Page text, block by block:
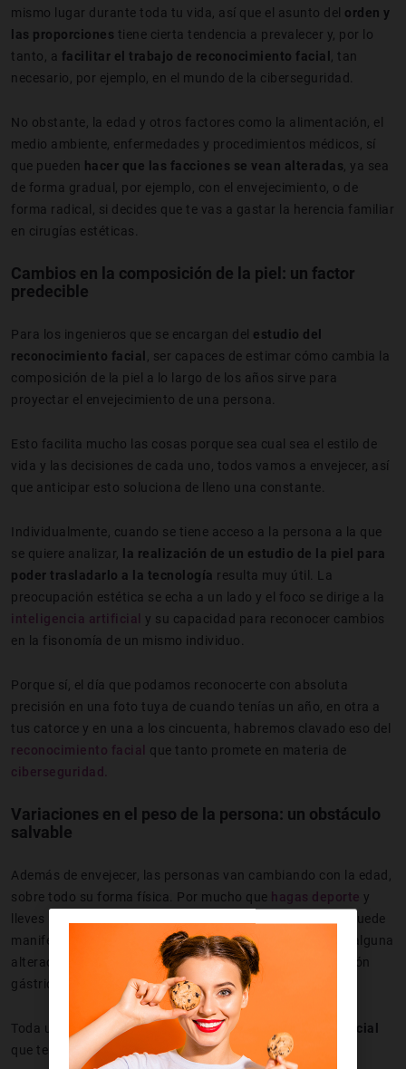
mismo lugar durante toda tu vida, así que el asunto del orden y
las proporciones tiene cierta tendencia a prevalecer y, por lo
tanto, a facilitar el trabajo de reconocimiento facial
, tan
necesario, por ejemplo, en el mundo de la ciberseguridad.
No obstante, la edad y otros factores como la alimentación, el
medio ambiente, enfermedades y procedimientos médicos, sí
que pueden hacer que las facciones se vean alteradas , ya sea
de forma gradual, por ejemplo, con el envejecimiento, o de
forma radical, si decides que te vas a gastar la herencia familiar
en cirugías estéticas.
Cambios en la composición de la piel: un factor
predecible
Para los ingenieros que se encargan del estudio del
reconocimiento facial
, ser capaces de estimar cómo cambia la
composición de la piel a lo largo de los años sirve para
proyectar el envejecimiento de una persona.
Esto facilita mucho las cosas porque sea cual sea el estilo de
vida y las decisiones de cada uno, todos vamos a envejecer, así
que anticipar esto soluciona de lleno una constante.
Individualmente, cuando se tiene acceso a la persona a la que
se quiere analizar,
la realización de un estudio de la piel para
poder trasladarlo a la tecnología resulta muy útil. La
preocupación estética se echa a un lado y el foco se dirige a la
inteligencia artificial
y su capacidad para reconocer cambios
en la fisonomía de un mismo individuo.
Porque sí, el día que podamos reconocerte con absoluta
precisión en una foto tuya de cuando tenías un año, en otra a
tus catorce y en una a los cincuenta, habremos clavado eso del
reconocimiento facial
que tanto promete en materia de
ciberseguridad.
Variaciones en el peso de la persona: un obstáculo
salvable
Además de envejecer, las personas van cambiando con la edad,
sobre todo su forma física. Por mucho que hagas deporte y
lleves una
, el envejecimiento se puede
manifestar en una ganancia de peso. O, por lo contrario, alguna
alteración hormonal o procedimiento médico, como el balón
gástrico, te pueden hacer perder unos cuantos kilos.
Toda una aventura para el
sistema de reconocimiento facial
que tenga que seguir tus rasgos década tras década.